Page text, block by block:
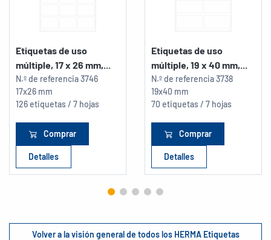
Etiquetas de uso
múltiple, 17 x 26 mm,...
N.º de referencia3746
17x26 mm
126 etiquetas / 7 hojas
Comprar
Detalles
Etiquetas de uso
múltiple, 19 x 40 mm,...
N.º de referencia3738
19x40 mm
70 etiquetas / 7 hojas
Comprar
Detalles
Volver a la visión general de todos los HERMA Etiquetas